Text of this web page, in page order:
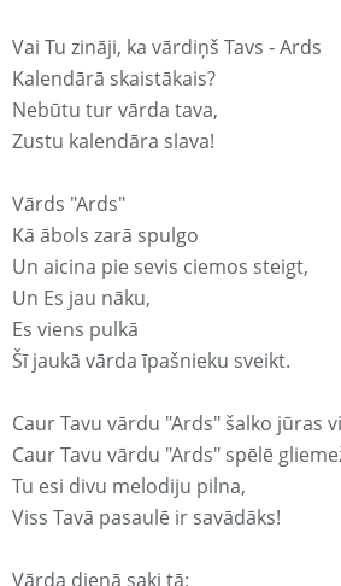
Vai Tu zināji, ka vārdiņš Tavs - Ards
Kalendārā skaistākais?
Nebūtu tur vārda tava,
Zustu kalendāra slava!
Vārds "Ards"
Kā ābols zarā spulgo
Un aicina pie sevis ciemos steigt,
Un Es jau nāku,
Es viens pulkā
Šī jaukā vārda īpašnieku sveikt.
Caur Tavu vārdu "Ards" šalko jūras
Caur Tavu vārdu "Ards" spēlē
Tu esi divu melodiju pilna,
Viss Tavā pasaulē ir savādāks!
Vārda dienā saki tā: